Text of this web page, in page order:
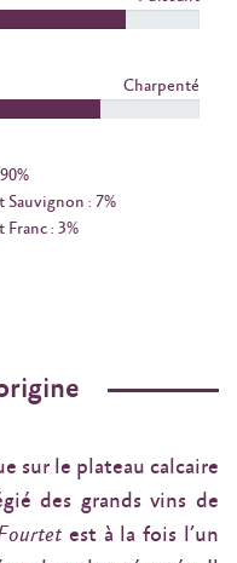
Charpenté
Sauvignon : 7%
Franc : 3%
sur le plateau calcaire
des grands vins de
est à la fois l’un